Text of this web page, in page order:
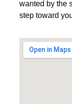
wanted by the
step toward